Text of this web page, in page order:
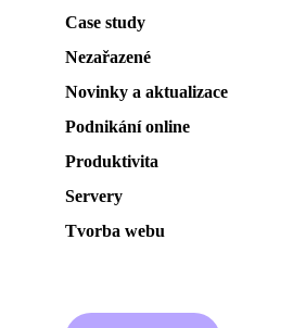
Case study
Nezařazené
Novinky a aktualizace
Podnikání online
Produktivita
Servery
Tvorba webu